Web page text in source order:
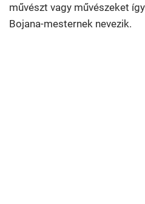
művészt vagy művészeket
Bojana-mesternek nevezik.